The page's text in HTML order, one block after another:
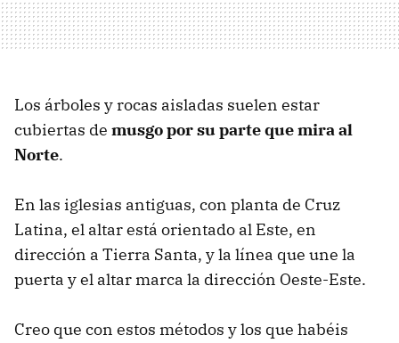
Los árboles y rocas aisladas suelen estar
cubiertas de musgo por su parte que mira al
Norte.
En las iglesias antiguas, con planta de Cruz
Latina, el altar está orientado al Este, en
dirección a Tierra Santa, y la línea que une la
puerta y el altar marca la dirección Oeste-Este.
Creo que con estos métodos y los que habéis